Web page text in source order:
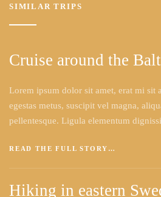
SIMILAR TRIPS
Cruise around the
Lorem ipsum dolor sit amet, erat mi sit
egestas metus, suscipit vel magna,
pellentesque. Ligula elementum
READ THE FULL STORY…
Hiking in eastern